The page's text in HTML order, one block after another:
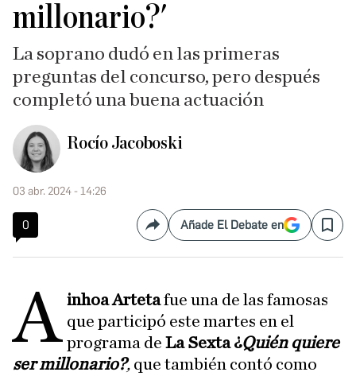
millonario?'
La soprano dudó en las primeras
preguntas del concurso, pero después
completó una buena actuación
Rocío Jacoboski
03 abr. 2024 - 14:26
0 CompartirAñade El Debate en Save
A inhoa Artetafue una de las famosas
que participó este martes en el
programa deLa Sexta ¿Quién quiere
ser millonario?, que también contó como